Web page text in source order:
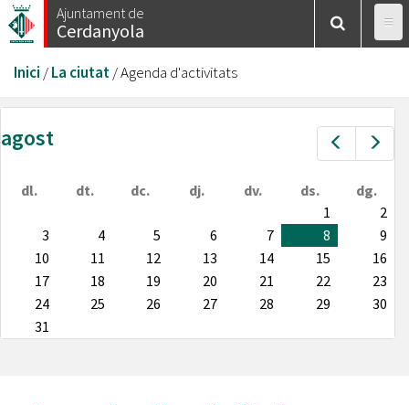
Vés
al
Ajuntament de
Cerdanyola
Esteu
aquí
Inici /La ciutat/Agenda d'activitats
Prev
agost
dl. dt. dc. dj. dv. ds.
dg.
1
2
3
4 5 6 7 8
9
10
11 12 13 14 15
16
17
18 19 20 21 22
23
24
25 26 27 28 29
30
31